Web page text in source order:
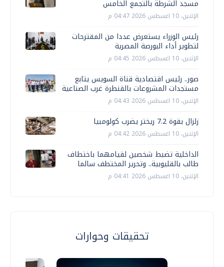
مسجد الشرطة بالتجمع الخامس
الإثنين، 10 اغسطس 2026 04:47 م
رئيس الوزراء يستعرض عددا من المقترحات
لتطوير أداء البورصة المصرية
الإثنين، 10 اغسطس 2026 04:45 م
صور.. رئيس اقتصادية قناة السويس يتابع
مستجدات المشروعات بالقنطرة غرب الصناعية
الإثنين، 10 اغسطس 2026 04:43 م
زلزال بقوة 7.2 ريختر يضرب كولومبيا
الإثنين، 10 اغسطس 2026 04:42 م
الداخلية تضبط شخصين لقيامهما باختطاف
طالب بالقليوبية.. وتحرير المختطف سالما
الإثنين، 10 اغسطس 2026 04:41 م
تحقيقات وحوارات